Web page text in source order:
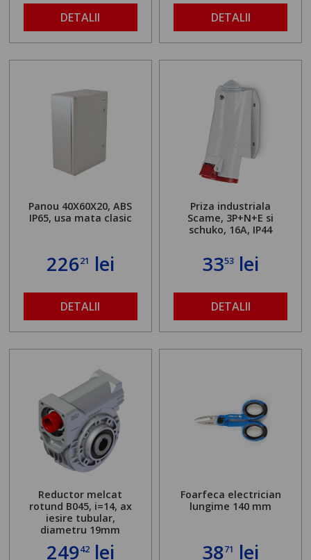
DETALII DETALII
Panou 40X60X20, ABS
IP65, usa mata clasic
22621 lei
DETALII
Priza industriala
Scame, 3P+N+E si
schuko, 16A, IP44
3353 lei
DETALII
Reductor melcat
rotund B045, i=14, ax
iesire tubular,
diametru 19mm
24942lei
Foarfeca electrician
lungime 140 mm
3871 lei